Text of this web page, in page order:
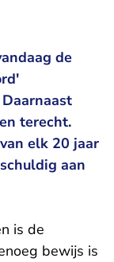
de
terecht.
elk 20 jaar
aan
is de
bewijs is